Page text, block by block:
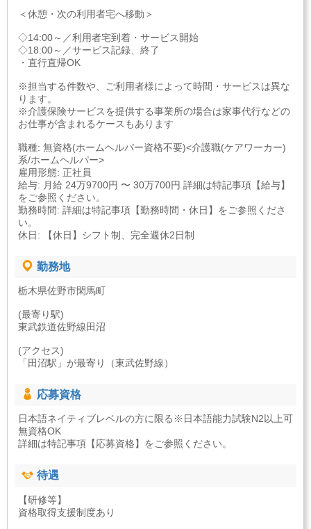
＜休憩・次の利用者宅へ移動＞
◇14:00～／利用者宅到着・サービス開始
◇18:00～／サービス記録、終了
・直行直帰OK
※担当する件数や、ご利用者様によって時間・サービスは異な
ります。
※介護保険サービスを提供する事業所の場合は家事代行などの
お仕事が含まれるケースもあります
職種: 無資格(ホームヘルパー資格不要)<介護職(ケアワーカー)
系/ホームヘルパー>
雇用形態: 正社員
給与: 月給 24万9700円 〜 30万700円 詳細は特記事項【給与】
をご参照ください。
勤務時間: 詳細は特記事項【勤務時間・休日】をご参照くださ
い。
休日: 【休日】シフト制、完全週休2日制
勤務地
栃木県佐野市閑馬町
(最寄り駅)
東武鉄道佐野線田沼
(アクセス)
「田沼駅」が最寄り（東武佐野線）
応募資格
日本語ネイティブレベルの方に限る※日本語能力試験N2以上可
無資格OK
詳細は特記事項【応募資格】をご参照ください。
待遇
【研修等】
資格取得支援制度あり